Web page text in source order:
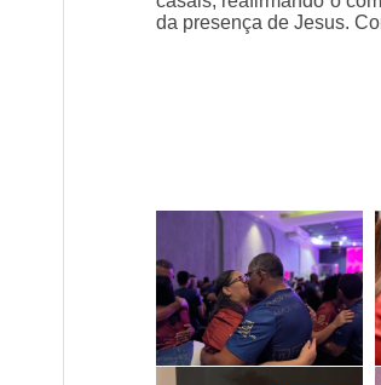
da presença de Jesus.